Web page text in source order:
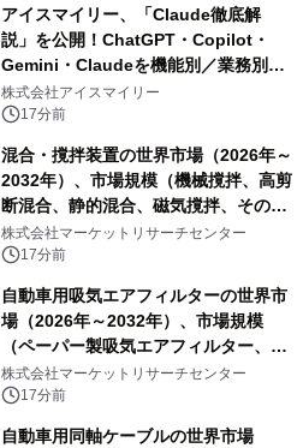
アイスマイリー、「Claude徹底解
説」を公開！ChatGPT・Copilot・
Gemini・Claudeを機能別／業務別に
比較―自社に合う生成AIの選び方がわ
かる実践ガイド
株式会社アイスマイリー
17分前
混合・撹拌装置の世界市場（2026年～
2032年）、市場規模（機械撹拌、高剪
断混合、静的混合、磁気撹拌、その
他）・分析レポートを発表
株式会社マーケットリサーチセンター
17分前
自動車用吸気エアフィルターの世界市
場（2026年～2032年）、市場規模
（ペーパー製吸気エアフィルター、ガ
ーゼ製吸気エアフィルター、フォーム
製吸気エアフィルター）・分析レポー
株式会社マーケットリサーチセンター
17分前
自動車用同軸ケーブルの世界市場